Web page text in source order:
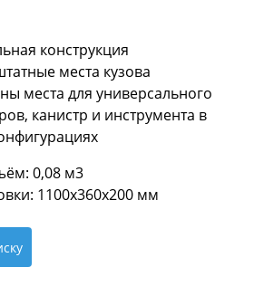
конструкция
места кузова
места для универсального
канистр и инструмента в
0,08 м3
1100х360х200 мм